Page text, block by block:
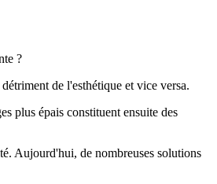
?
de l'esthétique et vice versa.
plus épais constituent ensuite des
Aujourd'hui, de nombreuses solutions